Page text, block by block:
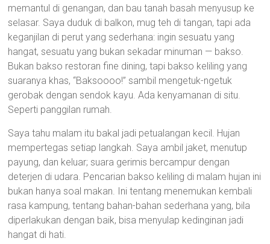
memantul di genangan, dan bau tanah basah menyusup ke
selasar. Saya duduk di balkon, mug teh di tangan, tapi ada
keganjilan di perut yang sederhana: ingin sesuatu yang
hangat, sesuatu yang bukan sekadar minuman — bakso.
Bukan bakso restoran fine dining, tapi bakso keliling yang
suaranya khas, “Baksoooo!” sambil mengetuk-ngetuk
gerobak dengan sendok kayu. Ada kenyamanan di situ.
Seperti panggilan rumah.
Saya tahu malam itu bakal jadi petualangan kecil. Hujan
mempertegas setiap langkah. Saya ambil jaket, menutup
payung, dan keluar; suara gerimis bercampur dengan
deterjen di udara. Pencarian bakso keliling di malam hujan ini
bukan hanya soal makan. Ini tentang menemukan kembali
rasa kampung, tentang bahan-bahan sederhana yang, bila
diperlakukan dengan baik, bisa menyulap kedinginan jadi
hangat di hati.